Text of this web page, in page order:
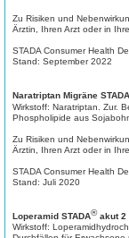
Zu Risiken und
Ärztin, Ihren Arzt oder in
STADA Consumer Health
Stand: September 2022
Naratriptan Migräne
Wirkstoff: Naratriptan. Zur.
Phospholipide aus
Zu Risiken und
Ärztin, Ihren Arzt oder in
STADA Consumer Health
Stand: Juli 2020
Loperamid STADA®akut 2
Wirkstoff: